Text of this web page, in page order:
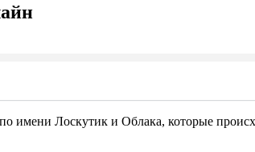
имени Лоскутик и Облака, которые